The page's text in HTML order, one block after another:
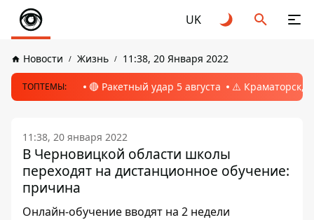
UK
Новости Жизнь 11:38, 20 Января 2022
ТОПТЕМЫ: 🔴 Ракетный удар 5 августа ⚠️ Краматорск,
11:38, 20 января 2022
В Черновицкой области школы
переходят на дистанционное обучение:
причина
Онлайн-обучение вводят на 2 недели